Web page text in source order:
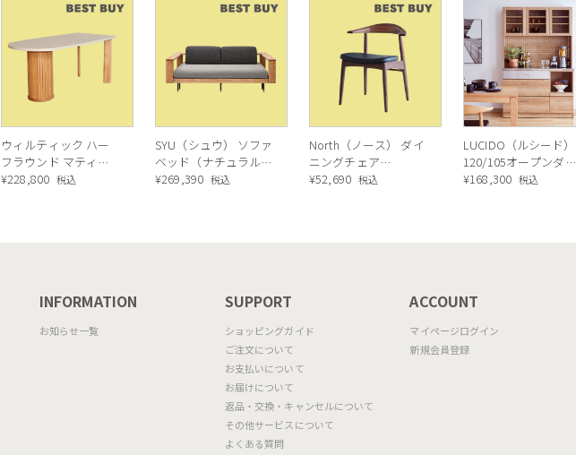
ウィルティック ハー
フラウンド マティエ
ラ塗装 ダイニングテ
¥228,800 税込
SYU（シュウ） ソファ
ベッド（ナチュラル）
190cm
¥269,390 税込
North（ノース） ダイ
ニングチェア
AC02（ウォールナッ
¥52,690 税込
LUCIDO（ルシード）
120/105オープンダイ
ニングボード ナチュ
¥168,300 税込
INFORMATION
お知らせ一覧
SUPPORT
ショッピングガイド
ご注文について
お支払いについて
お届けについて
返品・交換・キャンセルについて
その他サービスについて
よくある質問
ACCOUNT
マイページログイン
新規会員登録